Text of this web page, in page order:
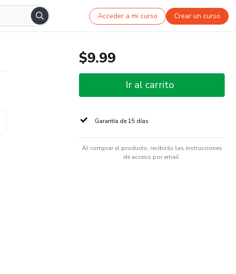
Acceder a mi curso Crear un curso
$9.99
Ir al carrito
Garantía de 15 días
Al comprar el producto, recibirás las instrucciones
de acceso por email.